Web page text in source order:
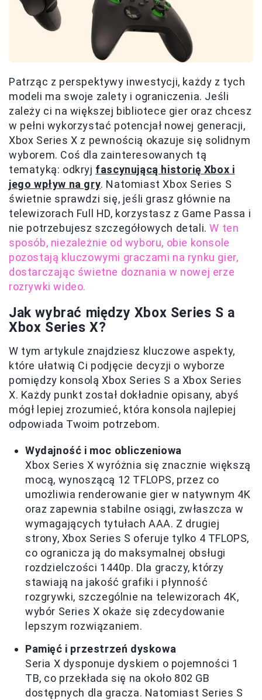
Patrząc z perspektywy inwestycji, każdy z tych
modeli ma swoje zalety i ograniczenia. Jeśli
zależy ci na większej bibliotece gier oraz chcesz
w pełni wykorzystać potencjał nowej generacji,
Xbox Series X z pewnością okazuje się solidnym
wyborem. Coś dla zainteresowanych tą
tematyką: odkryj fascynującą historię Xbox i
jego wpływ na gry. Natomiast Xbox Series S
świetnie sprawdzi się, jeśli grasz głównie na
telewizorach Full HD, korzystasz z Game Passa i
nie potrzebujesz szczegółowych detali.W ten
sposób, niezależnie od wyboru, obie konsole
pozostają kluczowymi graczami na rynku gier,
dostarczając świetne doznania w nowej erze
rozrywki wideo.
Jak wybrać między Xbox Series S a
Xbox Series X?
W tym artykule znajdziesz kluczowe aspekty,
które ułatwią Ci podjęcie decyzji o wyborze
pomiędzy konsolą Xbox Series S a Xbox Series
X. Każdy punkt został dokładnie opisany, abyś
mógł lepiej zrozumieć, która konsola najlepiej
odpowiada Twoim potrzebom.
Wydajność i moc obliczeniowa
Xbox Series X wyróżnia się znacznie większą
mocą, wynoszącą 12 TFLOPS, przez co
umożliwia renderowanie gier w natywnym 4K
oraz zapewnia stabilne osiągi, zwłaszcza w
wymagających tytułach AAA. Z drugiej
strony, Xbox Series S oferuje tylko 4 TFLOPS,
co ogranicza ją do maksymalnej obsługi
rozdzielczości 1440p. Dla graczy, którzy
stawiają na jakość grafiki i płynność
rozgrywki, szczególnie na telewizorach 4K,
wybór Series X okaże się zdecydowanie
lepszym rozwiązaniem.
Pamięć i przestrzeń dyskowa
Seria X dysponuje dyskiem o pojemności 1
TB, co przekłada się na około 802 GB
dostępnych dla gracza. Natomiast Series S